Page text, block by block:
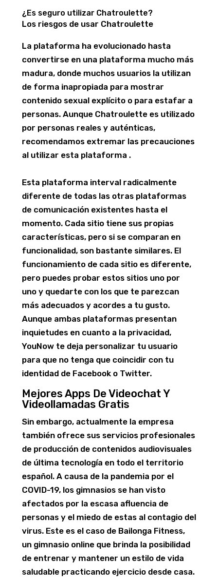
¿Es seguro utilizar Chatroulette?
Los riesgos de usar Chatroulette
La plataforma ha evolucionado hasta
convertirse en una plataforma mucho más
madura, donde muchos usuarios la utilizan
de forma inapropiada para mostrar
contenido sexual explícito o para estafar a
personas. Aunque Chatroulette es utilizado
por personas reales y auténticas,
recomendamos extremar las precauciones
al utilizar esta plataforma .
Esta plataforma interval radicalmente
diferente de todas las otras plataformas
de comunicación existentes hasta el
momento. Cada sitio tiene sus propias
características, pero si se comparan en
funcionalidad, son bastante similares. El
funcionamiento de cada sitio es diferente,
pero puedes probar estos sitios uno por
uno y quedarte con los que te parezcan
más adecuados y acordes a tu gusto.
Aunque ambas plataformas presentan
inquietudes en cuanto a la privacidad,
YouNow te deja personalizar tu usuario
para que no tenga que coincidir con tu
identidad de Facebook o Twitter.
Mejores Apps De Videochat Y
Videollamadas Gratis
Sin embargo, actualmente la empresa
también ofrece sus servicios profesionales
de producción de contenidos audiovisuales
de última tecnología en todo el territorio
español. A causa de la pandemia por el
COVID-19, los gimnasios se han visto
afectados por la escasa afluencia de
personas y el miedo de estas al contagio del
virus. Este es el caso de Bailonga Fitness,
un gimnasio online que brinda la posibilidad
de entrenar y mantener un estilo de vida
saludable practicando ejercicio desde casa.